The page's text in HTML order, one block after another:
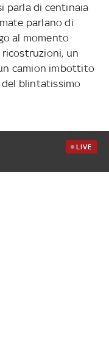
parla di centinaia
parlano di
al momento
un
camion imbottito
blintatissimo
LIVE